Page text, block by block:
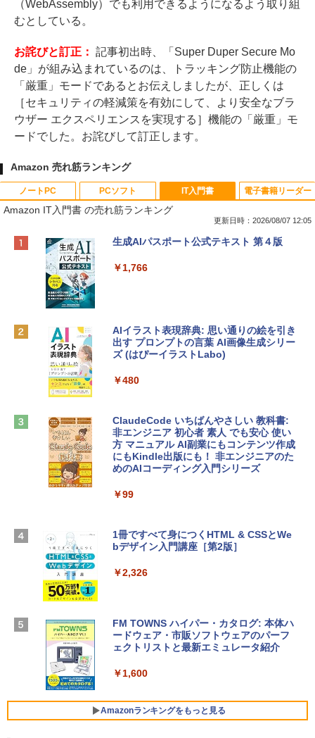
（WebAssembly）でも利用できるようになるよう取り組
むとしている。
お詫びと訂正： 記事初出時、「Super Duper Secure Mo
de」が組み込まれているのは、トラッキング防止機能の
「厳重」モードであるとお伝えしましたが、正しくは
［セキュリティの軽減策を有効にして、より安全なブラ
ウザー エクスペリエンスを実現する］機能の「厳重」モ
ードでした。お詫びして訂正します。
Amazon 売れ筋ランキング
ノートPC
Apple 2026 MacBook Neo A18 Proチッ
e Intelligence、Liquid Retinaディスプ
￥162,598
tomtoc 360°保護 15.6 16インチ パソコ
￥2,952
Apple 2026 MacBook Air M5チップ搭載
igence、13.6インチLiquid Retinaディ
ームカメラ、日本語キーボード、Touch I
D - ミッドナイト
￥298,901
ン 15-fd 15.6インチ 16GBメモリ 512GB
SSD インテル Core 5
FMV ノートパソコン WE1-K3 (MS 365 P
ersonal/Copilotキー搭載/Win 11/15.6型/
Core i5/16GB/SSD 512GB/ホワイト) FM
PCソフト
Robloxギフトカード - 800 Robux 【限
インゲームコード】 ロブロックス | オン
Microsoft Office Home & Business 202
4(最新 永続版)|オンラインコード版|Wind
Robloxギフトカード - 2,000 Robux 【限
定バーチャルアイテムを含む】 【オンラ
インゲームコード】 ロブロックス | オン
ラインコード版
￥3,200
Robloxギフトカード - 1000 Robux 【限
定バーチャルアイテムを含む】 【オンラ
ラインコード版
Windows版 | Minecraft (マインクラフ
ト): Java & Bedrock Edition | オンライ
IT入門書
Amazon IT入門書 の売れ筋ランキング
更新日時：2026/08/07 12:05
生成AIパスポート公式テキスト 第４版
￥1,766
AIイラスト表現辞典: 思い通りの絵を引き
出す プロンプトの言葉 AI画像生成シリー
ズ (はぴーイラストLabo)
￥480
ClaudeCode いちばんやさしい 教科書:
非エンジニア 初心者 素人 でも安心 使い
方 マニュアル AI副業にもコンテンツ作成
にもKindle出版にも！ 非エンジニアのた
めのAIコーディング入門シリーズ
￥99
1冊ですべて身につくHTML & CSSとWe
bデザイン入門講座［第2版］
￥2,326
FM TOWNS ハイパー・カタログ: 本体ハ
ードウェア・市販ソフトウェアのパーフ
ェクトリストと最新エミュレータ紹介
￥1,600
Amazonランキングをもっと見る
電子書籍リーダー